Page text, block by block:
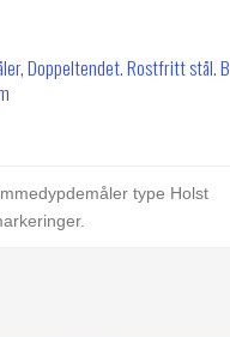
Doppeltendet. Rostfritt stål.
type Holst